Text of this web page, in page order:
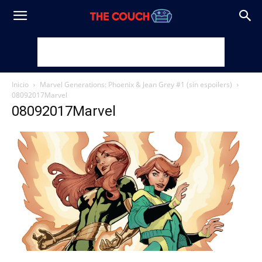
Inicio
Marvel Generations: Phoenix & Jean Grey #1 (sin espoilers)
08092017Marvel
08092017Marvel